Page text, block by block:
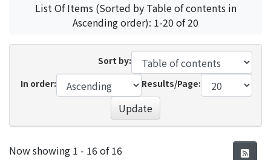
List Of Items (Sorted by Table of contents in
Ascending order): 1-20 of 20
Sort by:
In order:
Results/Page:
Update
Recent Submissions
Now showing 1 - 16 of 16